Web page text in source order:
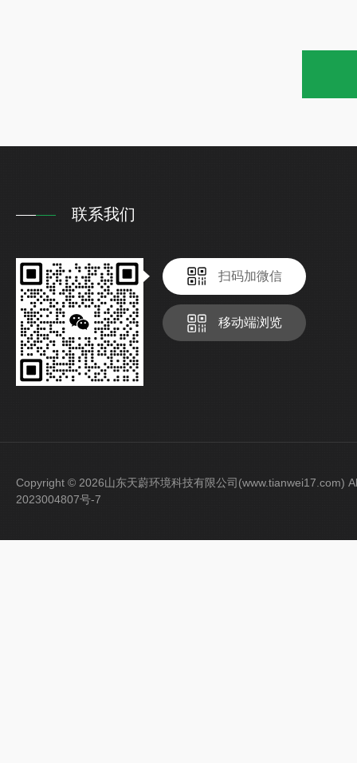
联系我们
扫码加微信
移动端浏览
Copyright © 2026山东天蔚环境科技有限公司(www.tianwei17.com)
2023004807号-7